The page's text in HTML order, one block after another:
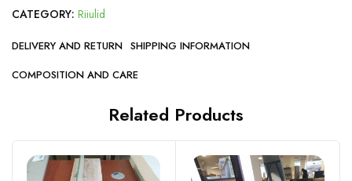
CATEGORY: Riiulid
DELIVERY AND RETURN SHIPPING INFORMATION
COMPOSITION AND CARE
Related Products